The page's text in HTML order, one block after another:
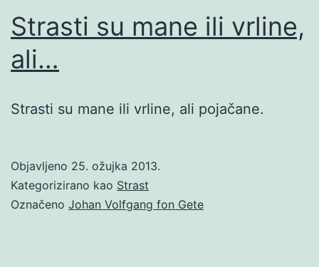
Strasti su mane ili vrline,
ali…
Strasti su mane ili vrline, ali pojačane.
Objavljeno 25. ožujka 2013.
Kategorizirano kao Strast
Označeno Johan Volfgang fon Gete